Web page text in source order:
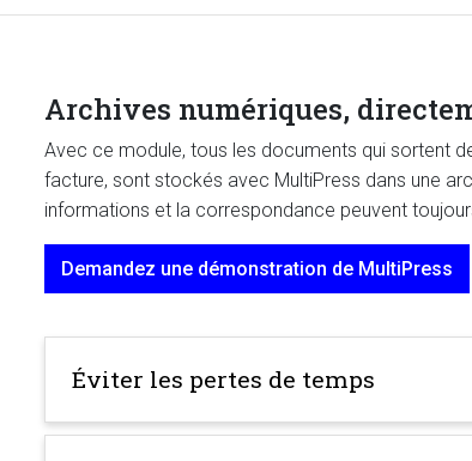
Archives numériques,
Avec ce module, tous les documents qui sortent
facture, sont stockés avec MultiPress dans une
informations et la correspondance peuvent
Demandez une démonstration de MultiPress
Éviter les pertes de temps